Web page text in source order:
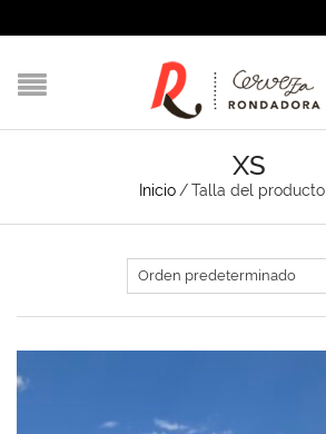
XS
Inicio / Talla del producto